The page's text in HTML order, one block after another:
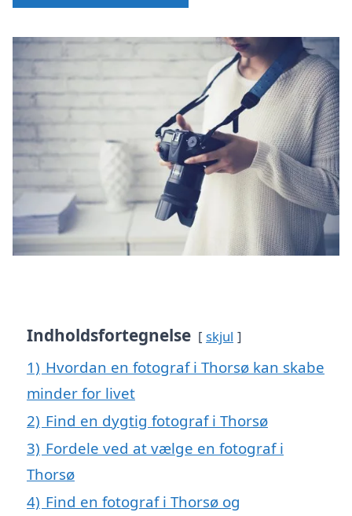
Indholdsfortegnelse skjul
1) Hvordan en fotograf i Thorsø kan skabe
minder for livet
2) Find en dygtig fotograf i Thorsø
3) Fordele ved at vælge en fotograf i
Thorsø
4) Find en fotograf i Thorsø og